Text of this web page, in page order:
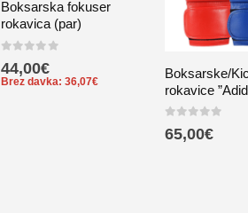
Boksarska fokuser
rokavica (par)
44,00€
Brez davka:36,07€
Boksarske/
rokavice
65,00€